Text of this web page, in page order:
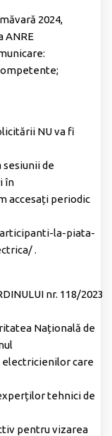
2024,
ANRE
NU va fi
sesiunii de
în
accesați periodic
la-piata-
.
nr. 118/2023
Națională de
electricienilor care
tehnici de
pentru vizarea